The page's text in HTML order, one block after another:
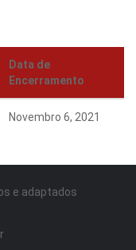
Data de
Encerramento
Novembro 6, 2021
e adaptados